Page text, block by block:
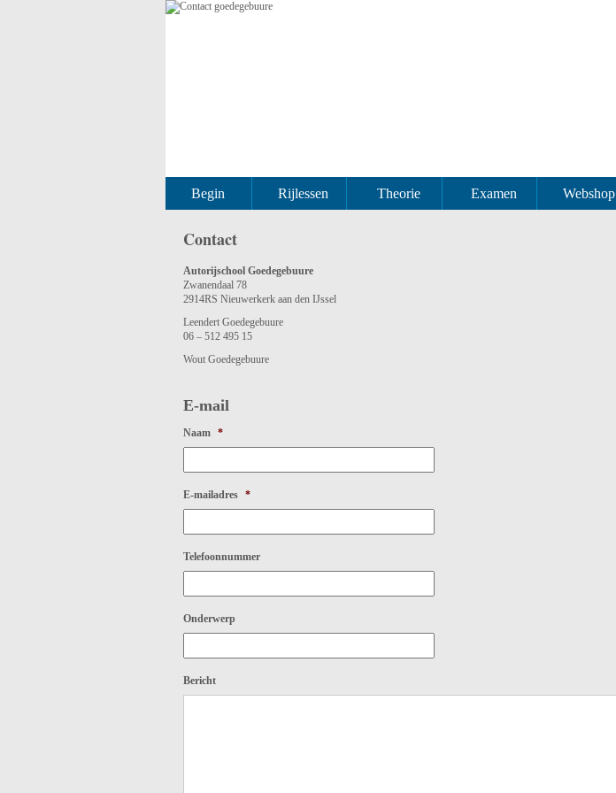
Begin Rijlessen Theorie Examen Webshop
Contact
Autorijschool Goedegebuure
Zwanendaal 78
2914RS Nieuwerkerk aan den IJssel
Leendert Goedegebuure
06 – 512 495 15
Wout Goedegebuure
E-mail
Naam *
E-mailadres *
Telefoonnummer
Onderwerp
Bericht